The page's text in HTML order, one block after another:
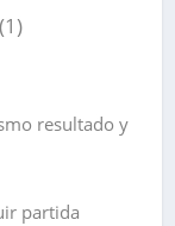
resultado y
partida